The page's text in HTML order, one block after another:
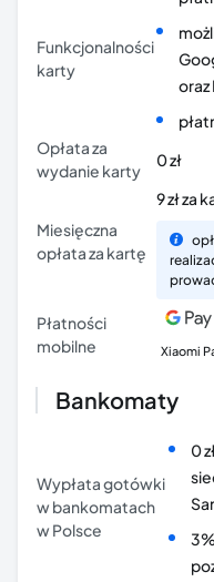
Funkcjonalności
karty
oraz
Opłata za
wydanie karty
0 zł
Miesięczna
opłata za kartę
9 zł za
Płatności
mobilne
Xiaomi
Bankomaty
Wypłata gotówki
w bankomatach
w Polsce
0